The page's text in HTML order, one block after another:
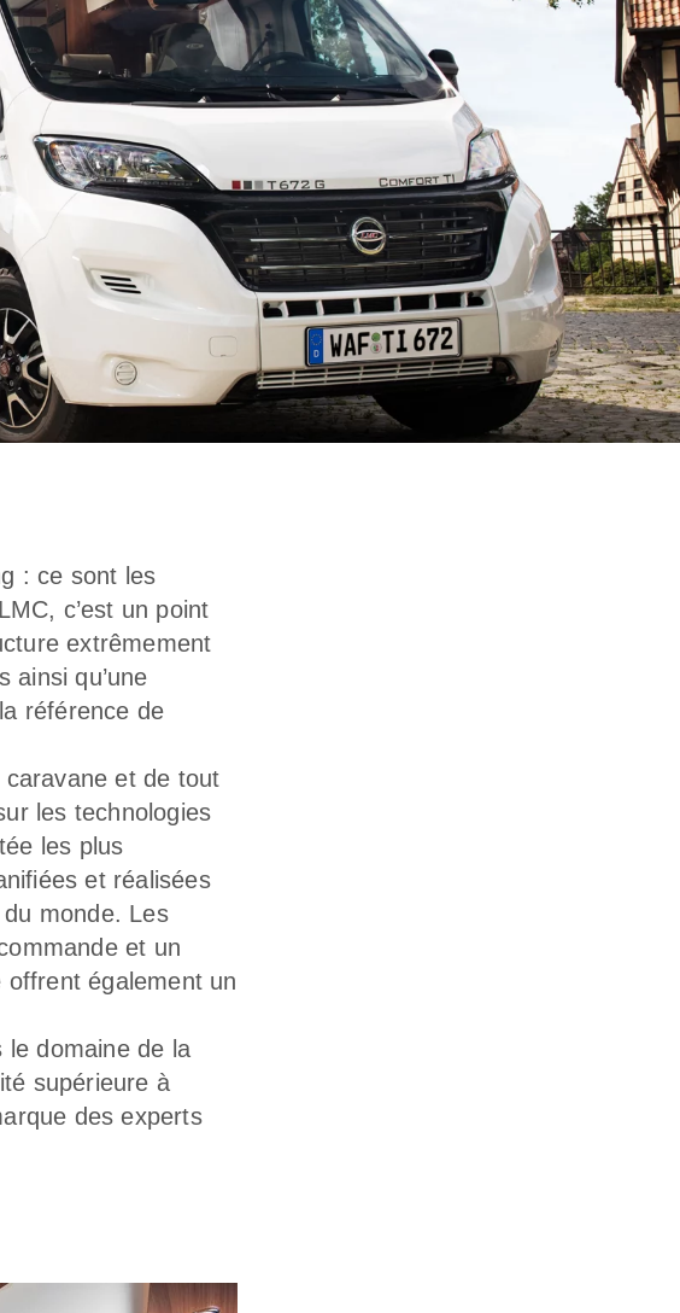
: ce sont les
c’est un point
extrêmement
ainsi qu’une
référence de
et de tout
les technologies
les plus
et réalisées
monde. Les
et un
également un
le domaine de la
supérieure à
des experts